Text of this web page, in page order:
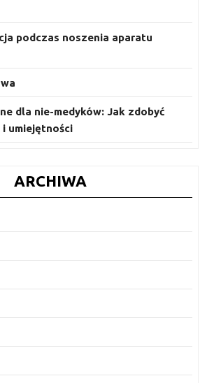
podczas noszenia aparatu
dla nie-medyków: Jak zdobyć
i umiejętności
ARCHIWA